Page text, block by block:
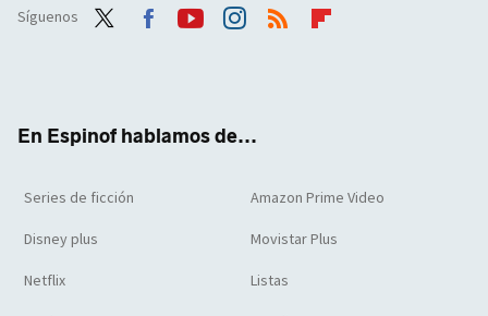
Síguenos
En Espinof hablamos de...
Series de ficción Amazon Prime Video
Disney plus Movistar Plus
Netflix Listas